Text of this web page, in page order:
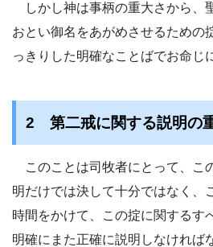
しかし神は事柄の重大さから、
おとい御名をあがめさせるための
っきりした明確なことばでお命じ
2 第二戒に関する説明の
このことは司牧者にとって、こ
明だけでは決して十分ではなく、
時間をかけて、この掟に関するす
明確にまた正確に説明しなければ